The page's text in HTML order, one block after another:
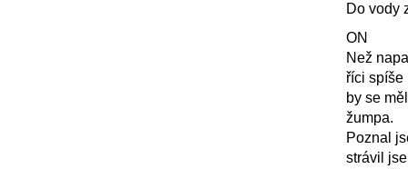
Do vody
ON
Než
říci spíše
by se
žumpa.
Poznal
strávil